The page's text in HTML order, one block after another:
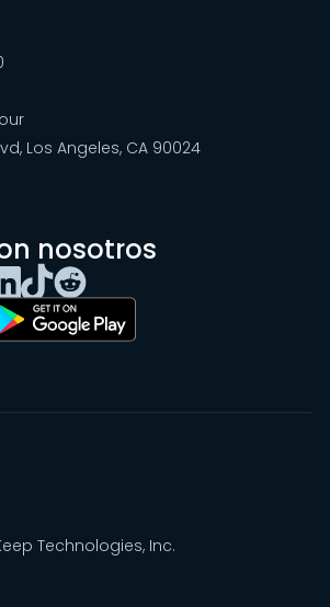
Los Angeles, CA 90024
nosotros
Technologies, Inc.